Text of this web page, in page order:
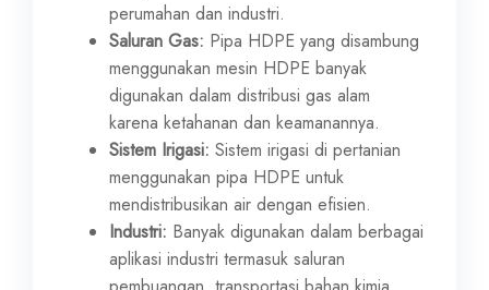
perumahan dan industri.
Saluran Gas: Pipa HDPE yang disambung
menggunakan mesin HDPE banyak
digunakan dalam distribusi gas alam
karena ketahanan dan keamanannya.
Sistem Irigasi: Sistem irigasi di pertanian
menggunakan pipa HDPE untuk
mendistribusikan air dengan efisien.
Industri: Banyak digunakan dalam berbagai
aplikasi industri termasuk saluran